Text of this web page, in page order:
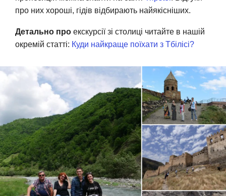
про них хороші, гідів відбирають найякісніших.
Детально про екскурсії зі столиці читайте в нашій
окремій статті: Куди найкраще поїхати з Тбілісі?